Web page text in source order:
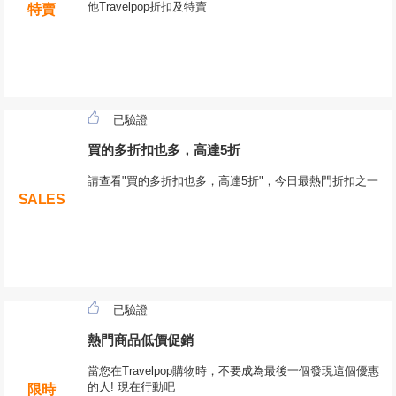
特賣 他Travelpop折扣及特賣
SALES
已驗證
買的多折扣也多，高達5折
請查看"買的多折扣也多，高達5折"，今日最熱門折扣之一
限時
已驗證
熱門商品低價促銷
當您在Travelpop購物時，不要成為最後一個發現這個優惠
的人! 現在行動吧